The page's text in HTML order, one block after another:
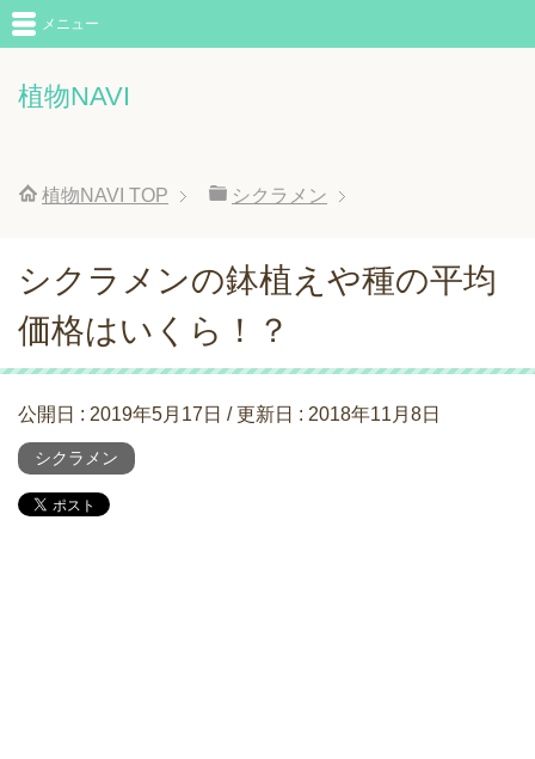
植物NAVI
メニュー
植物NAVI TOP シクラメン
シクラメンの鉢植えや種の平均
価格はいくら！？
公開日 : 2019年5月17日 / 更新日 : 2018年11月8日
シクラメン